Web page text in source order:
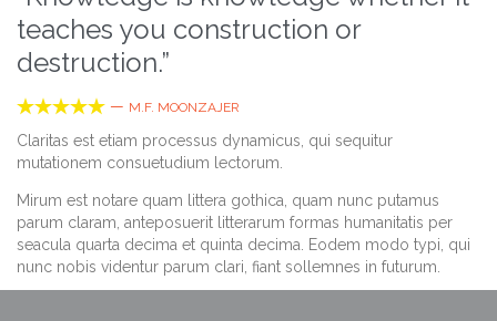
teaches you construction or
destruction.”
 — M.F. MOONZAJER
Claritas est etiam processus dynamicus, qui sequitur
mutationem consuetudium lectorum.
Mirum est notare quam littera gothica, quam nunc putamus
parum claram, anteposuerit litterarum formas humanitatis per
seacula quarta decima et quinta decima. Eodem modo typi, qui
nunc nobis videntur parum clari, fiant sollemnes in futurum.